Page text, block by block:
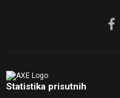
Statistika prisutnih